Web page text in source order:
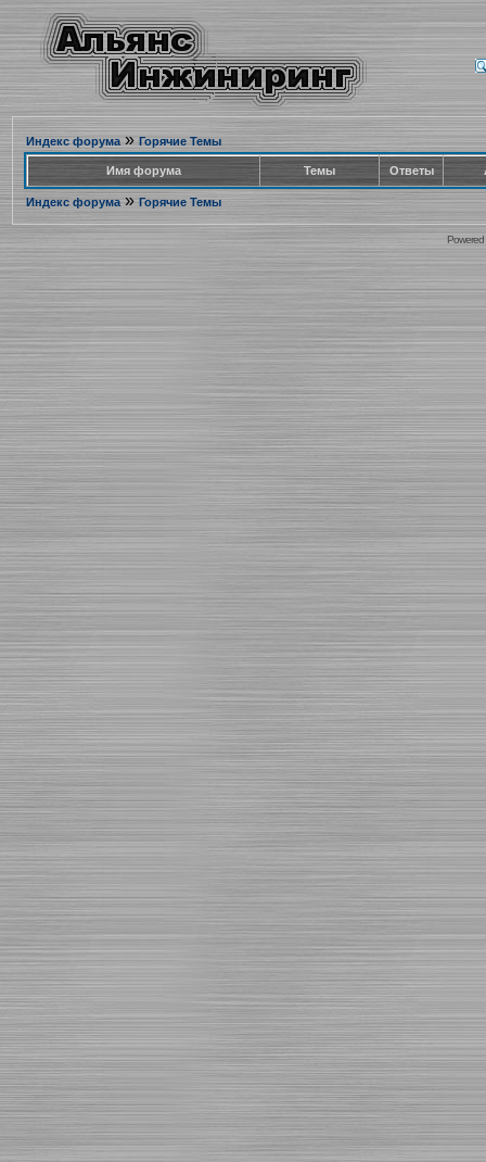
Индекс форума» Горячие Темы
Имя форума Темы Ответы
Индекс форума» Горячие Темы